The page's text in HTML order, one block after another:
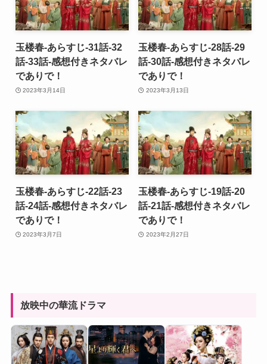
玉楼春-あらすじ-31話-32
話-33話-感想付きネタバレ
でありで！
2023年3月14日
玉楼春-あらすじ-28話-29
話-30話-感想付きネタバレ
でありで！
2023年3月13日
玉楼春-あらすじ-22話-23
話-24話-感想付きネタバレ
でありで！
2023年3月7日
玉楼春-あらすじ-19話-20
話-21話-感想付きネタバレ
でありで！
2023年2月27日
放映中の華流ドラマ